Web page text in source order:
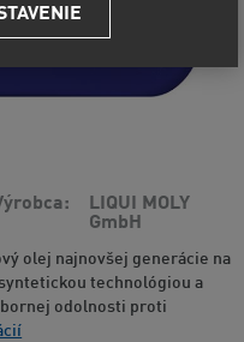
LIQUI MOLY
GmbH
olej najnovšej generácie na
technológiou a
odolnosti proti